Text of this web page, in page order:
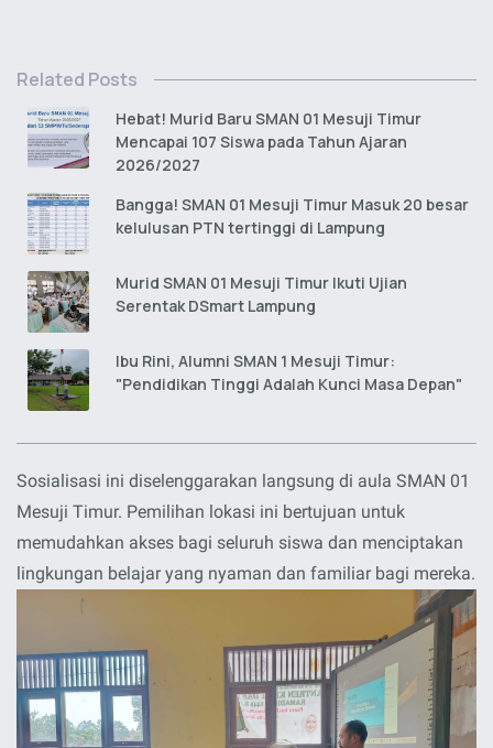
Related Posts
Hebat! Murid Baru SMAN 01 Mesuji Timur
Mencapai 107 Siswa pada Tahun Ajaran
2026/2027
Bangga! SMAN 01 Mesuji Timur Masuk 20 besar
kelulusan PTN tertinggi di Lampung
Murid SMAN 01 Mesuji Timur Ikuti Ujian
Serentak DSmart Lampung
Ibu Rini, Alumni SMAN 1 Mesuji Timur:
"Pendidikan Tinggi Adalah Kunci Masa Depan"
Sosialisasi ini diselenggarakan langsung di aula SMAN 01
Mesuji Timur. Pemilihan lokasi ini bertujuan untuk
memudahkan akses bagi seluruh siswa dan menciptakan
lingkungan belajar yang nyaman dan familiar bagi mereka.